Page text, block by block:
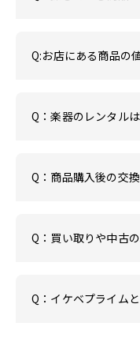
Q:お店にある商品の
Q：楽器のレンタル
Q：商品購入後の交
Q：買い取りや中古
Q：イケベプライム